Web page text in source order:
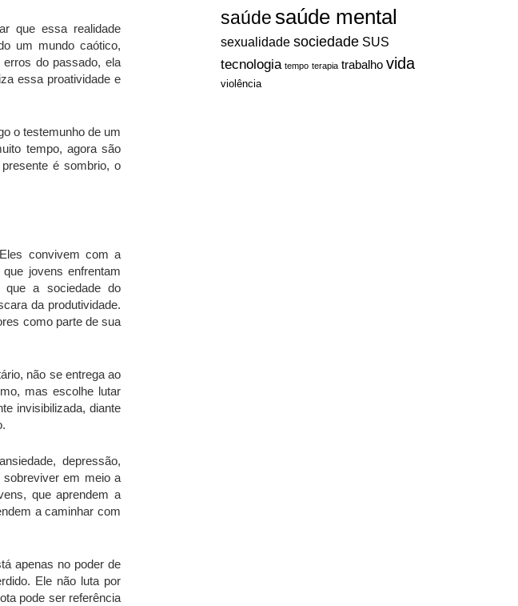
saúdesaúde mental
sexualidade sociedade SUS
tecnologia tempo terapia trabalho vida
violência
que essa realidade
um mundo caótico,
do passado, ela
essa proatividade e
o testemunho de um
tempo, agora são
é sombrio, o
convivem com a
jovens enfrentam
que a sociedade do
da produtividade.
como parte de sua
não se entrega ao
mas escolhe lutar
invisibilizada, diante
depressão,
sobreviver em meio a
que aprendem a
a caminhar com
apenas no poder de
Ele não luta por
pode ser referência